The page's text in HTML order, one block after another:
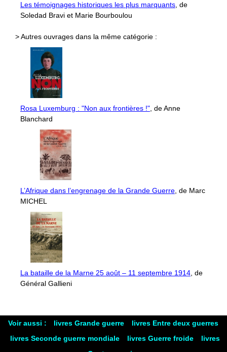
Les témoignages historiques les plus marquants, de
Soledad Bravi et Marie Bourboulou
> Autres ouvrages dans la même catégorie :
Rosa Luxemburg : "Non aux frontières !", de Anne
Blanchard
L’Afrique dans l’engrenage de la Grande Guerre, de Marc
MICHEL
La bataille de la Marne 25 août – 11 septembre 1914, de
Général Gallieni
Voir aussi : livres Grande guerre
livres Entre deux guerres
livres Seconde guerre mondiale
livres Guerre froide
livres